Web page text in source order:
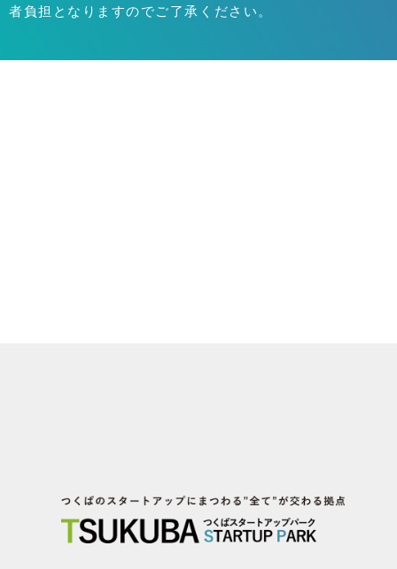
者負担となりますのでご了承ください。